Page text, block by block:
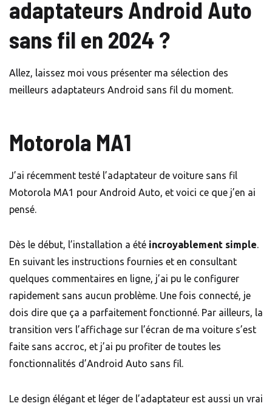
adaptateurs Android Auto
sans fil en 2024 ?
Allez, laissez moi vous présenter ma sélection des
meilleurs adaptateurs Android sans fil du moment.
Motorola MA1
J’ai récemment testé l’adaptateur de voiture sans fil
Motorola MA1 pour Android Auto, et voici ce que j’en ai
pensé.
Dès le début, l’installation a été incroyablement simple.
En suivant les instructions fournies et en consultant
quelques commentaires en ligne, j’ai pu le configurer
rapidement sans aucun problème. Une fois connecté, je
dois dire que ça a parfaitement fonctionné. Par ailleurs, la
transition vers l’affichage sur l’écran de ma voiture s’est
faite sans accroc, et j’ai pu profiter de toutes les
fonctionnalités d’Android Auto sans fil.
Le design élégant et léger de l’adaptateur est aussi un vrai